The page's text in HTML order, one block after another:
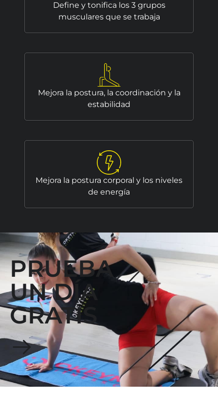
Define y tonifica los 3 grupos
musculares que se trabaja
Mejora la postura, la coordinación y la
estabilidad
Mejora la postura corporal y los niveles
de energía
PRUEBA
UN DÍA
GRATIS